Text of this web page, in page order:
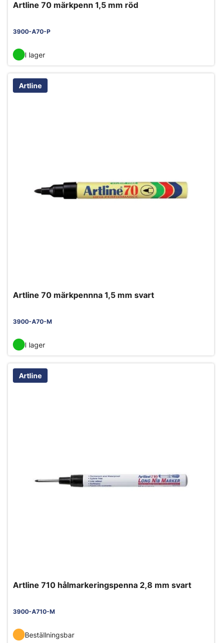
Artline 70 märkpenn 1,5 mm röd
3900-A70-P
I lager
Artline
Artline 70 märkpennna 1,5 mm svart
3900-A70-M
I lager
Artline
Artline 710 hålmarkeringspenna 2,8 mm svart
3900-A710-M
Beställningsbar